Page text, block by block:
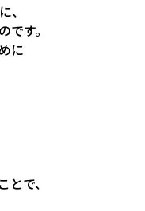
、
す。
に
で、